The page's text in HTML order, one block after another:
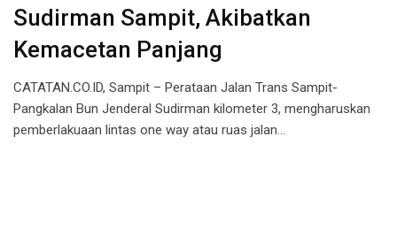
Sudirman Sampit, Akibatkan
Kemacetan Panjang
CATATAN.CO.ID, Sampit – Perataan Jalan Trans Sampit-
Pangkalan Bun Jenderal Sudirman kilometer 3, mengharuskan
pemberlakuaan lintas one way atau ruas jalan…